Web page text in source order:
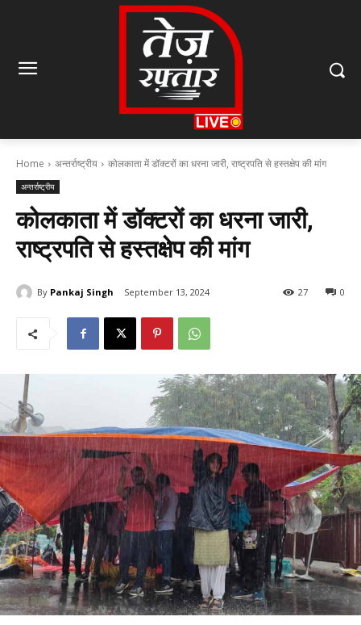
Home अन्तर्राष्ट्रीय कोलकाता में डॉक्टरों का धरना जारी, राष्ट्रपति से हस्तक्षेप की मांग
अन्तर्राष्ट्रीय
कोलकाता में डॉक्टरों का धरना जारी,
राष्ट्रपति से हस्तक्षेप की मांग
By Pankaj Singh September 13, 2024 0
27